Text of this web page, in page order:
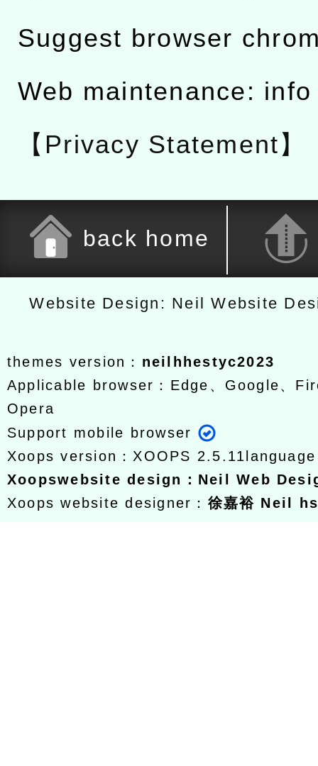
Suggest browser
Web maintenance:
【Privacy Statement】
back home
Website Design: Neil Website
themes version： neilhhestyc2023
Applicable browser：Edge、Google、
Opera
Support mobile browser
Xoops version： XOOPS 2.5.11
Xoopswebsite design ： Neil Web
Xoops website designer： 徐嘉裕 Neil